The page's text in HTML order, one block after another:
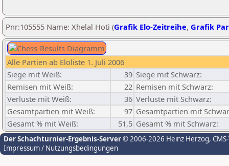
Pnr:105555 Name: Xhelal Hoti (Grafik Elo-Zeitreihe, Grafik
Alle Partien ab Eloliste 1. Juli 2006
Siege mit Weiß:
39 Siege mit Schwarz:
Remisen mit Weiß:
22 Remisen mit Schwarz:
Verluste mit Weiß:
36 Verluste mit Schwarz:
Gesamtpartien mit Weiß:
97 Gesamtpartien mit
Gesamt % mit Weiß:
51,5 Gesamt % mit Schwarz:
Der Schachturnier-Ergebnis-Server© 2006-2026 Heinz Herzog,
Impressum / Nutzungsbedingungen